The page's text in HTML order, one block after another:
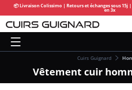
📦 Livraison Colissimo | Retours et échanges sous
en 3x
Cuirs Guignard
Vêtement cuir